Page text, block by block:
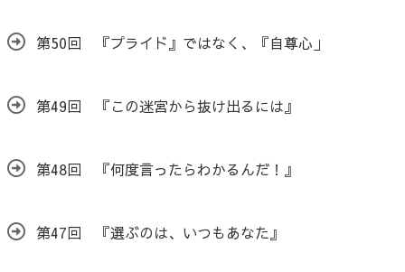
第50回 『プライド』ではなく、『自尊心」
第49回 『この迷宮から抜け出るには』
第48回 『何度言ったらわかるんだ！』
第47回 『選ぶのは、いつもあなた』